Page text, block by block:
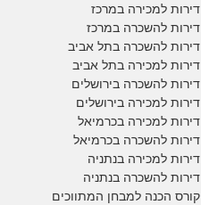
דירות למכירה במרכז
דירות להשכרה במרכז
דירות להשכרה בתל אביב
דירות למכירה בתל אביב
דירות להשכרה בירושלים
דירות למכירה בירושלים
דירות למכירה בכרמיאל
דירות להשכרה בכרמיאל
דירות למכירה בנתניה
דירות להשכרה בנתניה
קורס הכנה למבחן המתווכים